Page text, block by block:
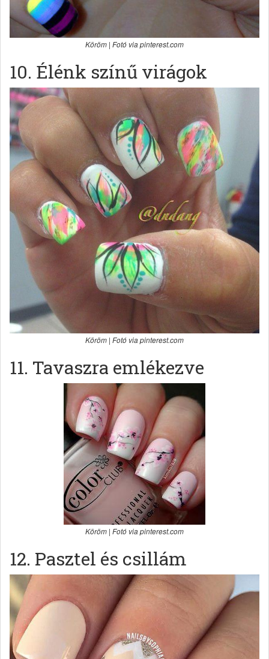
Köröm | Fotó via pinterest.com
10. Élénk színű virágok
Köröm | Fotó via pinterest.com
11. Tavaszra emlékezve
Köröm | Fotó via pinterest.com
12. Pasztel és csillám